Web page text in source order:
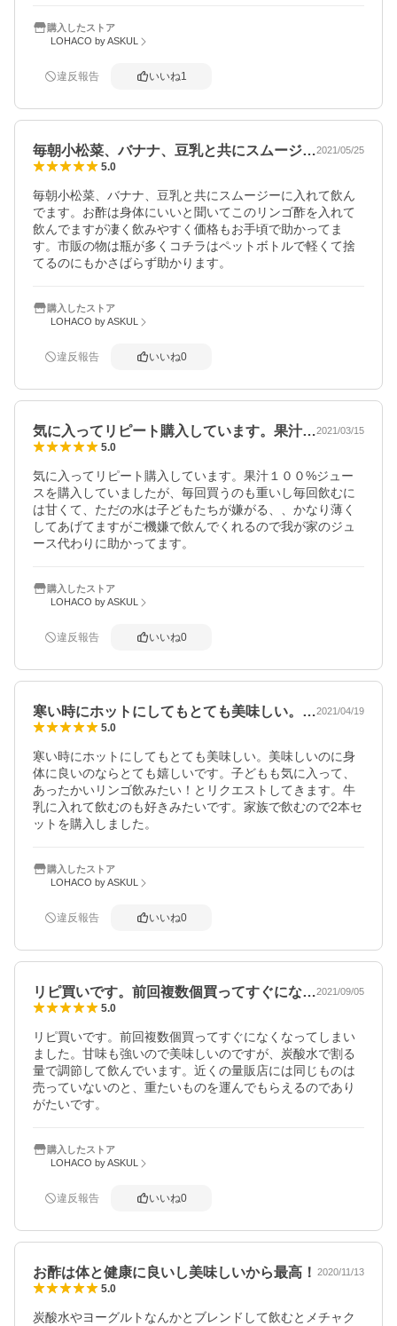
購入したストア
LOHACO by ASKUL
違反報告 いいね1
毎朝小松菜、バナナ、豆乳と共にスムージ…2021/05/25
5.0
毎朝小松菜、バナナ、豆乳と共にスムージーに入れて飲ん
でます。お酢は身体にいいと聞いてこのリンゴ酢を入れて
飲んでますが凄く飲みやすく価格もお手頃で助かってま
す。市販の物は瓶が多くコチラはペットボトルで軽くて捨
てるのにもかさばらず助かります。
購入したストア
LOHACO by ASKUL
違反報告 いいね0
気に入ってリピート購入しています。果汁…2021/03/15
5.0
気に入ってリピート購入しています。果汁１００%ジュー
スを購入していましたが、毎回買うのも重いし毎回飲むに
は甘くて、ただの水は子どもたちが嫌がる、、かなり薄く
してあげてますがご機嫌で飲んでくれるので我が家のジュ
ース代わりに助かってます。
購入したストア
LOHACO by ASKUL
違反報告 いいね0
寒い時にホットにしてもとても美味しい。…2021/04/19
5.0
寒い時にホットにしてもとても美味しい。美味しいのに身
体に良いのならとても嬉しいです。子どもも気に入って、
あったかいリンゴ飲みたい！とリクエストしてきます。牛
乳に入れて飲むのも好きみたいです。家族で飲むので2本セ
ットを購入しました。
購入したストア
LOHACO by ASKUL
違反報告 いいね0
リピ買いです。前回複数個買ってすぐにな…2021/09/05
5.0
リピ買いです。前回複数個買ってすぐになくなってしまい
ました。甘味も強いので美味しいのですが、炭酸水で割る
量で調節して飲んでいます。近くの量販店には同じものは
売っていないのと、重たいものを運んでもらえるのであり
がたいです。
購入したストア
LOHACO by ASKUL
違反報告 いいね0
お酢は体と健康に良いし美味しいから最高！ 2020/11/13
5.0
炭酸水やヨーグルトなんかとブレンドして飲むとメチャク